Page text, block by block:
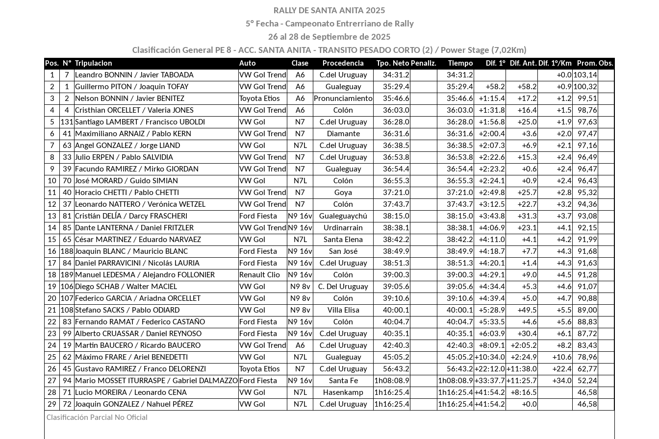
RALLY DE SANTA ANITA 2025
5° Fecha - Campeonato Entrerriano de Rally
26 al 28 de Septiembre de 2025
Clasificación General PE 8 - ACC. SANTA ANITA - TRANSITO PESADO CORTO (2) / Power Stage (7,02Km)
Pos. Nº Tripulacion Auto Clase Procedencia Tpo. Neto Penaliz. Tiempo Dif. 1° Dif. Ant. Dif. 1°/Km Prom.Obs.
1 7 Leandro BONNIN / Javier TABOADA VW Gol Trend A6 C.del Uruguay 34:31.2 34:31.2 +0.0 103,14
2
1 Guillermo PITON / Joaquin TOFAY VW Gol Trend A6 Gualeguay 35:29.4 35:29.4 +58.2 +58.2 +0.9 100,32
3
2 Nelson BONNIN / Javier BENITEZ Toyota Etios A6 Pronunciamiento 35:46.6 35:46.6 +1:15.4 +17.2 +1.2
99,51
4
4 Cristhian ORCELLET / Valeria JONES VW Gol Trend A6 Colón 36:03.0 36:03.0 +1:31.8 +16.4 +1.5
98,76
5
131 Santiago LAMBERT / Francisco UBOLDI VW Gol N7 C.del Uruguay 36:28.0 36:28.0 +1:56.8 +25.0 +1.9
97,63
6
41 Maximiliano ARNAIZ / Pablo KERN VW Gol Trend N7 Diamante 36:31.6 36:31.6 +2:00.4 +3.6 +2.0
97,47
7
63 Angel GONZALEZ / Jorge LIAND VW Gol N7L C.del Uruguay 36:38.5 36:38.5 +2:07.3 +6.9 +2.1
97,16
8
33 Julio ERPEN / Pablo SALVIDIA VW Gol Trend N7 C.del Uruguay 36:53.8 36:53.8 +2:22.6 +15.3 +2.4
96,49
9
39 Facundo RAMIREZ / Mirko GIORDAN VW Gol Trend N7 Gualeguay 36:54.4 36:54.4 +2:23.2 +0.6 +2.4
96,47
10
70 José MORARD / Guido SIMIAN VW Gol N7L Colón 36:55.3 36:55.3 +2:24.1 +0.9 +2.4
96,43
11
40 Horacio CHETTI / Pablo CHETTI VW Gol Trend N7 Goya 37:21.0 37:21.0 +2:49.8 +25.7 +2.8
95,32
12
37 Leonardo NATTERO / Verónica WETZEL VW Gol Trend N7 Colón 37:43.7 37:43.7 +3:12.5 +22.7 +3.2
94,36
13
81 Cristián DELÍA / Darcy FRASCHERI Ford Fiesta N9 16v Gualeguaychú 38:15.0 38:15.0 +3:43.8 +31.3 +3.7
93,08
14
85 Dante LANTERNA / Daniel FRITZLER VW Gol Trend N9 16v Urdinarrain 38:38.1 38:38.1 +4:06.9 +23.1 +4.1
92,15
15
65 César MARTINEZ / Eduardo NARVAEZ VW Gol N7L Santa Elena 38:42.2 38:42.2 +4:11.0 +4.1 +4.2
91,99
16 188 Joaquin BLANC / Mauricio BLANC Ford Fiesta N9 16v San José 38:49.9 38:49.9 +4:18.7 +7.7 +4.3
91,68
17
84 Daniel PARRAVICINI / Nicolás LAURIA Ford Fiesta N9 16v C.del Uruguay 38:51.3 38:51.3 +4:20.1 +1.4 +4.3
91,63
18 189 Manuel LEDESMA / Alejandro FOLLONIER Renault Clio N9 16v Colón 39:00.3 39:00.3 +4:29.1 +9.0 +4.5
91,28
19 106 Diego SCHAB / Walter MACIEL VW Gol N9 8v C. Del Uruguay 39:05.6 39:05.6 +4:34.4 +5.3 +4.6
91,07
20 107 Federico GARCIA / Ariadna ORCELLET VW Gol N9 8v Colón 39:10.6 39:10.6 +4:39.4 +5.0 +4.7
90,88
21 108 Stefano SACKS / Pablo ODIARD VW Gol N9 8v Villa Elisa 40:00.1 40:00.1 +5:28.9 +49.5 +5.5
89,00
22
83 Fernando RAMAT / Federico CASTAÑO Ford Fiesta N9 16v Colón 40:04.7 40:04.7 +5:33.5 +4.6 +5.6
88,83
23
99 Alberto CRUASSAR / Daniel REYNOSO Ford Fiesta N9 16v C.del Uruguay 40:35.1 40:35.1 +6:03.9 +30.4 +6.1
87,72
24
19 Martin BAUCERO / Ricardo BAUCERO VW Gol Trend A6 C.del Uruguay 42:40.3 42:40.3 +8:09.1 +2:05.2 +8.2
83,43
25
62 Máximo FRARE / Ariel BENEDETTI VW Gol N7L Gualeguay 45:05.2 45:05.2 +10:34.0 +2:24.9 +10.6
78,96
26
45 Gustavo RAMIREZ / Franco DELORENZI Toyota Etios N7 C.del Uruguay 56:43.2 56:43.2 +22:12.0+11:38.0 +22.4
62,77
27
94 Mario MOSSET ITURRASPE / Gabriel DALMAZZO Ford Fiesta N9 16v Santa Fe 1h08:08.9 1h08:08.9 +33:37.7 +11:25.7 +34.0
52,24
28
71 Lucio MOREIRA / Leonardo CENA VW Gol N7L Hasenkamp 1h16:25.4 1h16:25.4+41:54.2 +8:16.5
46,58
29
72 Joaquin GONZALEZ / Nahuel PÉREZ VW Gol N7L C.del Uruguay 1h16:25.4 1h16:25.4+41:54.2 +0.0
46,58
Clasificación Parcial No Oficial